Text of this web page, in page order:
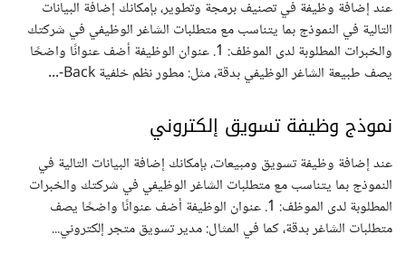
عند إضافة وظيفة في تصنيف برمجة وتطوير، بإمكانك إضافة البيانات
التالية في النموذج بما يتناسب مع متطلبات الشاغر الوظيفي في شركتك
والخبرات المطلوبة لدى الموظف: 1. عنوان الوظيفة أضف عنوانًا واضحًا
يصف طبيعة الشاغر الوظيفي بدقة، مثل: مطور نظم خلفية Back-...
نموذج وظيفة تسويق إلكتروني
عند إضافة وظيفة تسويق ومبيعات، بإمكانك إضافة البيانات التالية في
النموذج بما يتناسب مع متطلبات الشاغر الوظيفي في شركتك والخبرات
المطلوبة لدى الموظف: 1. عنوان الوظيفة أضف عنوانًا واضحًا يصف
متطلبات الشاغر بدقة، كما في المثال: مدير تسويق متجر إلكتروني...